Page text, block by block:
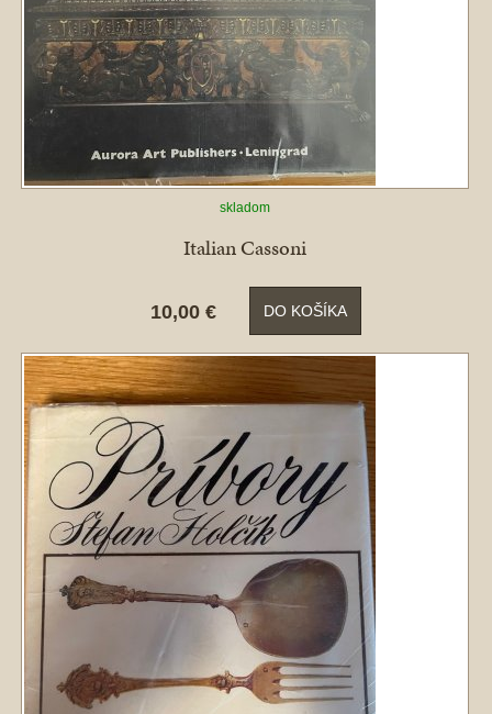
skladom
Italian Cassoni
10,00 € DO KOŠÍKA